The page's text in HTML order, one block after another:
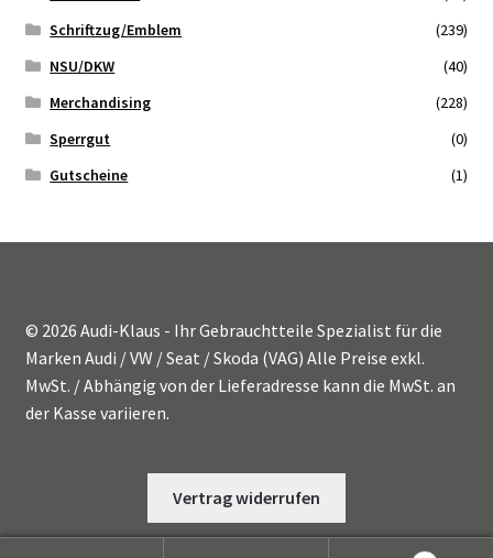
Schriftzug/Emblem
(239)
NSU/DKW
(40)
Merchandising
(228)
Sperrgut
(0)
Gutscheine
(1)
© 2026 Audi-Klaus - Ihr Gebrauchtteile Spezialist für die
Marken Audi / VW / Seat / Skoda (VAG) Alle Preise exkl.
MwSt. / Abhängig von der Lieferadresse kann die MwSt. an
der Kasse variieren.
Vertrag widerrufen